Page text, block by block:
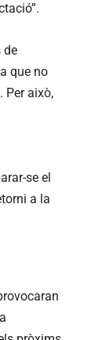
de
que no
Per això,
se el
a la